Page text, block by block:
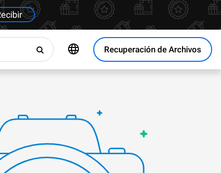
Recuperación de Archivos